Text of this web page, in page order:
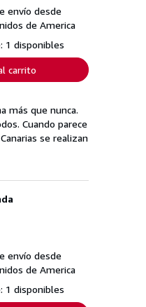
envío desde
de America
1 disponibles
carrito
más que nunca.
Cuando parece
se realizan
envío desde
de America
1 disponibles